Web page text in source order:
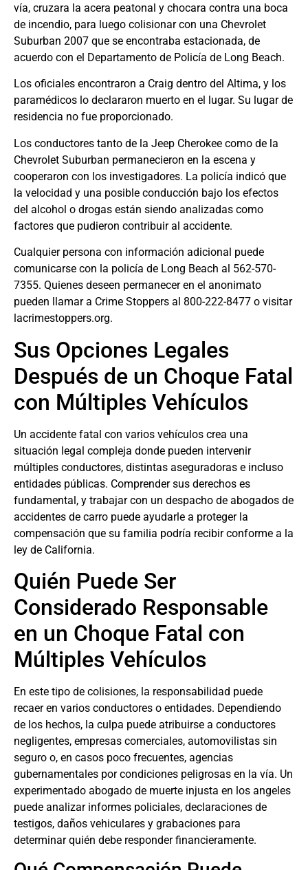
vía, cruzara la acera peatonal y chocara contra una boca
de incendio, para luego colisionar con una Chevrolet
Suburban 2007 que se encontraba estacionada, de
acuerdo con el Departamento de Policía de Long Beach.
Los oficiales encontraron a Craig dentro del Altima, y los
paramédicos lo declararon muerto en el lugar. Su lugar de
residencia no fue proporcionado.
Los conductores tanto de la Jeep Cherokee como de la
Chevrolet Suburban permanecieron en la escena y
cooperaron con los investigadores. La policía indicó que
la velocidad y una posible conducción bajo los efectos
del alcohol o drogas están siendo analizadas como
factores que pudieron contribuir al accidente.
Cualquier persona con información adicional puede
comunicarse con la policía de Long Beach al 562-570-
7355. Quienes deseen permanecer en el anonimato
pueden llamar a Crime Stoppers al 800-222-8477 o visitar
lacrimestoppers.org.
Sus Opciones Legales
Después de un Choque Fatal
con Múltiples Vehículos
Un accidente fatal con varios vehículos crea una
situación legal compleja donde pueden intervenir
múltiples conductores, distintas aseguradoras e incluso
entidades públicas. Comprender sus derechos es
fundamental, y trabajar con un despacho de abogados de
accidentes de carro puede ayudarle a proteger la
compensación que su familia podría recibir conforme a la
ley de California.
Quién Puede Ser
Considerado Responsable
en un Choque Fatal con
Múltiples Vehículos
En este tipo de colisiones, la responsabilidad puede
recaer en varios conductores o entidades. Dependiendo
de los hechos, la culpa puede atribuirse a conductores
negligentes, empresas comerciales, automovilistas sin
seguro o, en casos poco frecuentes, agencias
gubernamentales por condiciones peligrosas en la vía. Un
experimentado abogado de muerte injusta en los angeles
puede analizar informes policiales, declaraciones de
testigos, daños vehiculares y grabaciones para
determinar quién debe responder financieramente.